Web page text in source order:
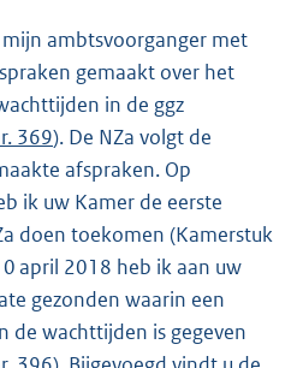
ambtsvoorganger met
gemaakt over het
in de ggz
369). De NZa volgt de
afspraken. Op
ik uw Kamer de eerste
doen toekomen (Kamerstuk
april 2018 heb ik aan uw
gezonden waarin een
de wachttijden is gegeven